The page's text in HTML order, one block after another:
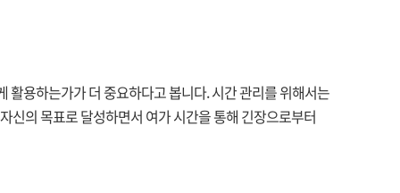
활용하는가가 더 중요하다고 봅니다. 시간 관리를 위해서는
신의 목표로 달성하면서 여가 시간을 통해 긴장으로부터